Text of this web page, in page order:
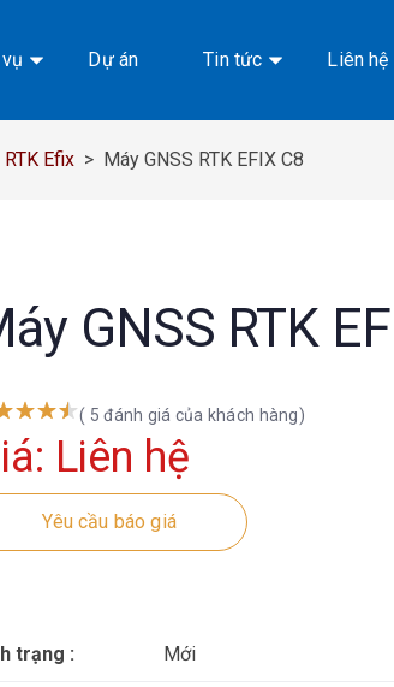
Dự án Tin tức Liên hệ
Efix > Máy GNSS RTK EFIX C8
GNSS RTK
( 5 đánh giá của khách hàng)
Liên hệ
Yêu cầu báo giá
trạng : Mới